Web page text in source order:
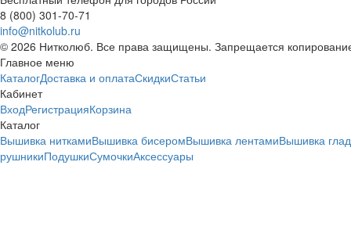
8 (800) 301-70-71
info@nitkolub.ru
© 2026 Нитколюб. Все права защищены. Запрещается
Главное меню
КаталогДоставка и оплатаСкидкиСтатьи
Кабинет
ВходРегистрацияКорзина
Каталог
Вышивка ниткамиВышивка бисеромВышивка лентамиВышивка
рушникиПодушкиСумочкиАксессуары